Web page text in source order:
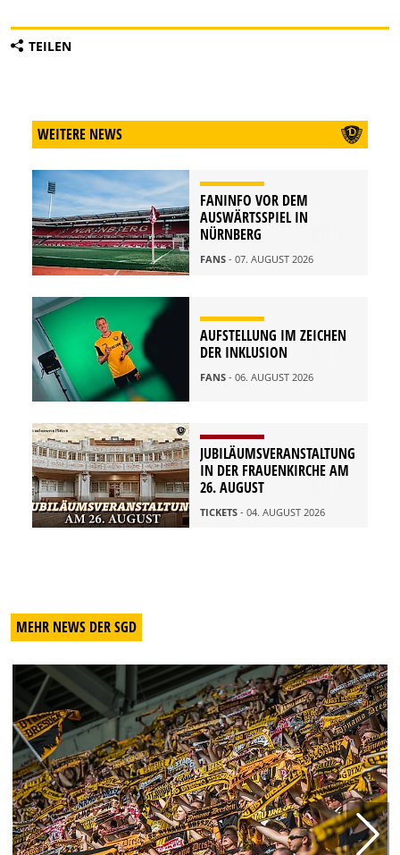
TEILEN
WEITERE NEWS
FANINFO VOR DEM
AUSWÄRTSSPIEL IN
NÜRNBERG
FANS - 07. AUGUST 2026
AUFSTELLUNG IM ZEICHEN
DER INKLUSION
FANS - 06. AUGUST 2026
JUBILÄUMSVERANSTALTUNG
IN DER FRAUENKIRCHE AM
26. AUGUST
TICKETS - 04. AUGUST 2026
MEHR NEWS DER SGD